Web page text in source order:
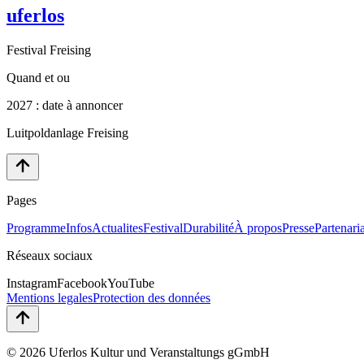
uferlos
Festival Freising
Quand et ou
2027 : date à annoncer
Luitpoldanlage Freising
Pages
ProgrammeInfosActualitesFestivalDurabilitéÀ proposPresse
Réseaux sociaux
InstagramFacebookYouTube
Mentions legalesProtection des données
© 2026 Uferlos Kultur und Veranstaltungs gGmbH